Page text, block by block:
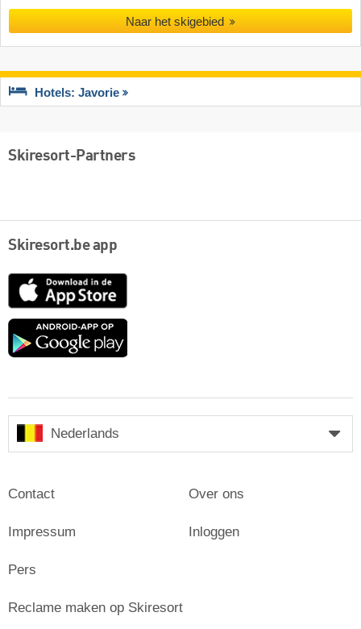
Naar het skigebied
Hotels: Javorie
Skiresort-Partners
Skiresort.be app
App
Google
Nederlands
Contact
Impressum
Pers
Over ons
Inloggen
Reclame maken op Skiresort